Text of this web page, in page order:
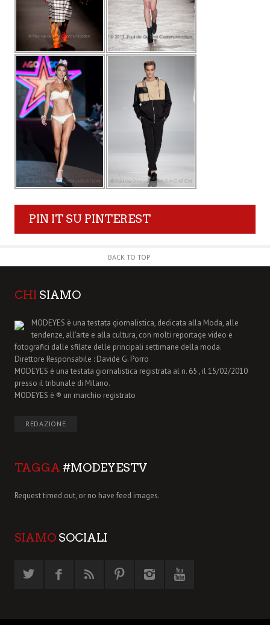
PIN IT SU PINTEREST
BACK TO TOP
CHI SIAMO
MODEYES è una testata giornalistica, dedicata alla Moda, alle
tendenze, all'arte e alla cultura, con molti reportage video e
fotografici dalle sfilate delle principali settimane della moda.
Direttore Responsabile : Davide G. Porro
MODEYES è una testata giornalistica registrata al n. 65 , il 15/02/2010
presso il tribunale di Milano.
MODEYES è ® un marchio registrato
REDAZIONE
TAGGA #MODEYESTV
Request timed out, or no have feed images.
SIAMO SOCIALI